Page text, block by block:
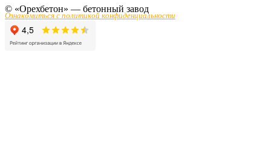
© «Орехбетон» — бетонный завод
Ознакомиться с политикой конфиденциальности